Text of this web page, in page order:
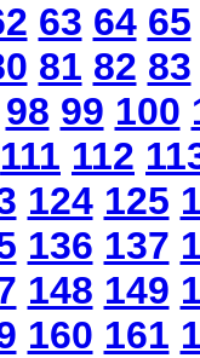
63 64 65
81 82 83
98 99 100
111 112
124 125
136 137
148 149
160 161